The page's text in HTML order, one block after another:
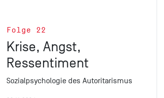
Folge 22
Krise, Angst,
Ressentiment
Sozialpsychologie des Autoritarismus